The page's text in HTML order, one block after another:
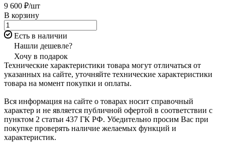
9 600 ₽/шт
В корзину
Есть в наличии
Нашли дешевле?
Хочу в подарок
Технические характеристики товара могут отличаться от
указанных на сайте, уточняйте технические характеристики
товара на момент покупки и оплаты.
Вся информация на сайте о товарах носит справочный
характер и не является публичной офертой в соответствии с
пунктом 2 статьи 437 ГК РФ. Убедительно просим Вас при
покупке проверять наличие желаемых функций и
характеристик.